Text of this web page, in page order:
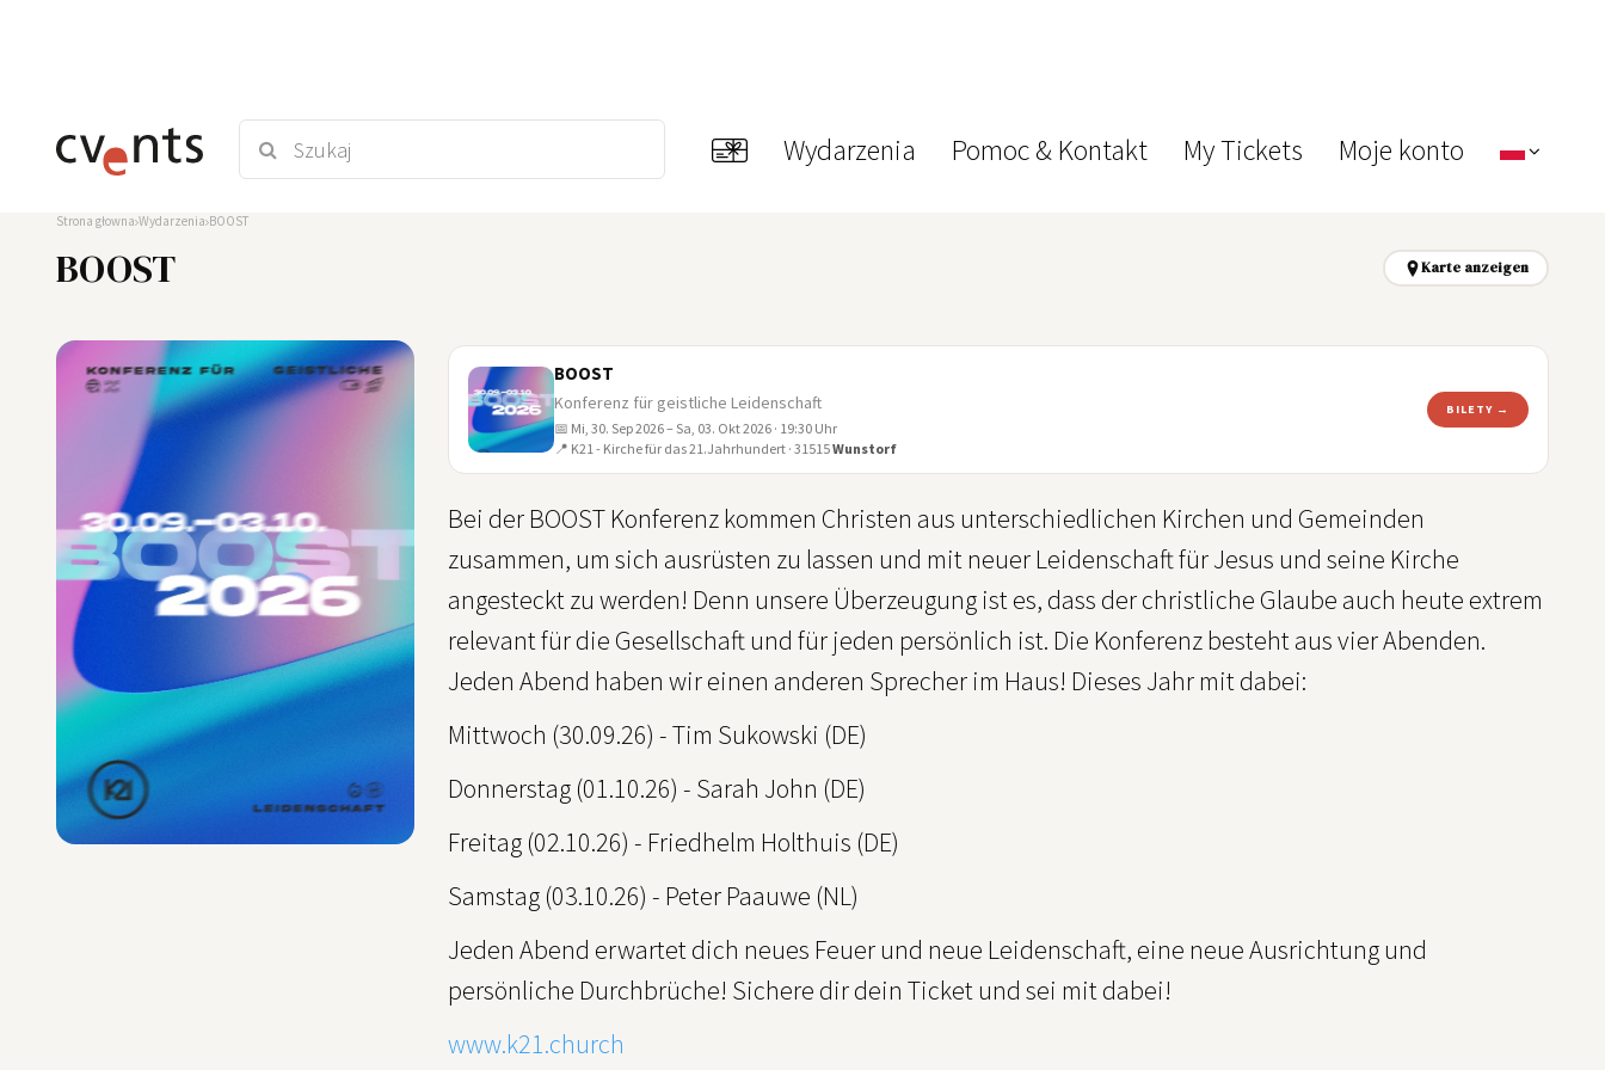
Wydarzenia Pomoc & Kontakt My Tickets Moje konto
Strona głowna Wydarzenia BOOST
BOOST Karte anzeigen
BOOST
Konferenz für geistliche Leidenschaft
📅 Mi, 30. Sep 2026 – Sa, 03. Okt 2026 · 19:30 Uhr
📍 K21 - Kirche für das 21.Jahrhundert · 31515Wunstorf
BILETY →
Bei der BOOST Konferenz kommen Christen aus unterschiedlichen Kirchen und Gemeinden
zusammen, um sich ausrüsten zu lassen und mit neuer Leidenschaft für Jesus und seine Kirche
angesteckt zu werden! Denn unsere Überzeugung ist es, dass der christliche Glaube auch heute extrem
relevant für die Gesellschaft und für jeden persönlich ist. Die Konferenz besteht aus vier Abenden.
Jeden Abend haben wir einen anderen Sprecher im Haus! Dieses Jahr mit dabei:
Mittwoch (30.09.26) - Tim Sukowski (DE)
Donnerstag (01.10.26) - Sarah John (DE)
Freitag (02.10.26) - Friedhelm Holthuis (DE)
Samstag (03.10.26) - Peter Paauwe (NL)
Jeden Abend erwartet dich neues Feuer und neue Leidenschaft, eine neue Ausrichtung und
persönliche Durchbrüche! Sichere dir dein Ticket und sei mit dabei!
www.k21.church